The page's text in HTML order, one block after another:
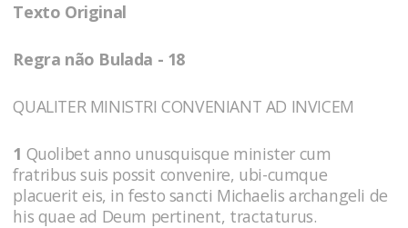
Texto Original
Regra não Bulada - 18
QUALITER MINISTRI CONVENIANT AD INVICEM
1 Quolibet anno unusquisque minister cum
fratribus suis possit convenire, ubi-cumque
placuerit eis, in festo sancti Michaelis archangeli de
his quae ad Deum pertinent, tractaturus.